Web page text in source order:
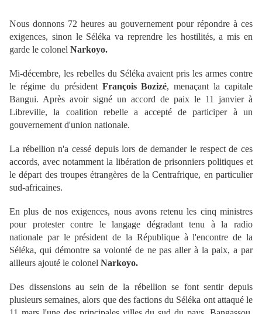
Nous donnons 72 heures au gouvernement pour répondre à ces
exigences, sinon le Séléka va reprendre les hostilités, a mis en
garde le colonel Narkoyo.
Mi-décembre, les rebelles du Séléka avaient pris les armes contre
le régime du président François Bozizé, menaçant la capitale
Bangui. Après avoir signé un accord de paix le 11 janvier à
Libreville, la coalition rebelle a accepté de participer à un
gouvernement d'union nationale.
La rébellion n'a cessé depuis lors de demander le respect de ces
accords, avec notamment la libération de prisonniers politiques et
le départ des troupes étrangères de la Centrafrique, en particulier
sud-africaines.
En plus de nos exigences, nous avons retenu les cinq ministres
pour protester contre le langage dégradant tenu à la radio
nationale par le président de la République à l'encontre de la
Séléka, qui démontre sa volonté de ne pas aller à la paix, a par
ailleurs ajouté le colonel Narkoyo.
Des dissensions au sein de la rébellion se font sentir depuis
plusieurs semaines, alors que des factions du Séléka ont attaqué le